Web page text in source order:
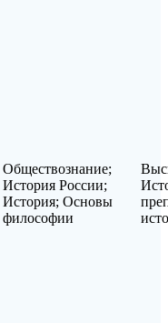
Обществознание;
История России;
История; Основы
философии